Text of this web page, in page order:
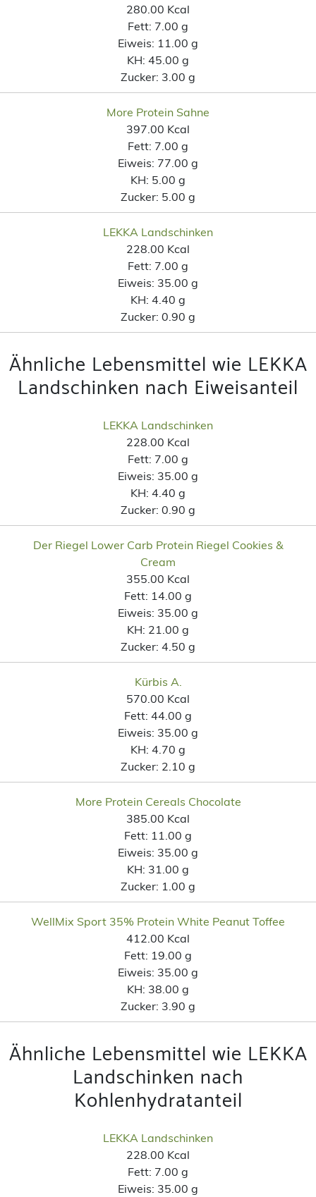
280.00 Kcal
Fett: 7.00 g
Eiweis: 11.00 g
KH: 45.00 g
Zucker: 3.00 g
More Protein Sahne
397.00 Kcal
Fett: 7.00 g
Eiweis: 77.00 g
KH: 5.00 g
Zucker: 5.00 g
LEKKA Landschinken
228.00 Kcal
Fett: 7.00 g
Eiweis: 35.00 g
KH: 4.40 g
Zucker: 0.90 g
Ähnliche Lebensmittel wie LEKKA
Landschinken nach Eiweisanteil
LEKKA Landschinken
228.00 Kcal
Fett: 7.00 g
Eiweis: 35.00 g
KH: 4.40 g
Zucker: 0.90 g
Der Riegel Lower Carb Protein Riegel Cookies &
Cream
355.00 Kcal
Fett: 14.00 g
Eiweis: 35.00 g
KH: 21.00 g
Zucker: 4.50 g
Kürbis A.
570.00 Kcal
Fett: 44.00 g
Eiweis: 35.00 g
KH: 4.70 g
Zucker: 2.10 g
More Protein Cereals Chocolate
385.00 Kcal
Fett: 11.00 g
Eiweis: 35.00 g
KH: 31.00 g
Zucker: 1.00 g
WellMix Sport 35% Protein White Peanut Toffee
412.00 Kcal
Fett: 19.00 g
Eiweis: 35.00 g
KH: 38.00 g
Zucker: 3.90 g
Ähnliche Lebensmittel wie LEKKA
Landschinken nach
Kohlenhydratanteil
LEKKA Landschinken
228.00 Kcal
Fett: 7.00 g
Eiweis: 35.00 g